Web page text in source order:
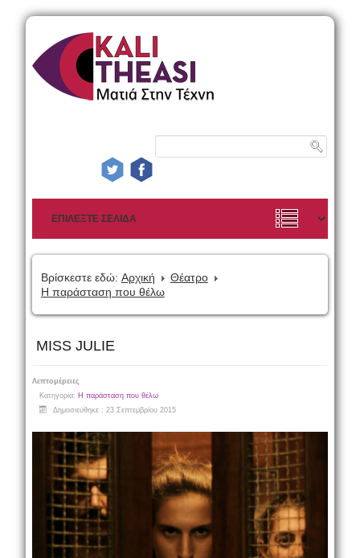
Βρίσκεστε εδώ: Αρχική
Θέατρο
Η παράσταση που θέλω
MISS JULIE
Λεπτομέρειες
Κατηγορία: Η παράσταση που θέλω
Δημοσιεύθηκε : 23 Σεπτεμβρίου 2015